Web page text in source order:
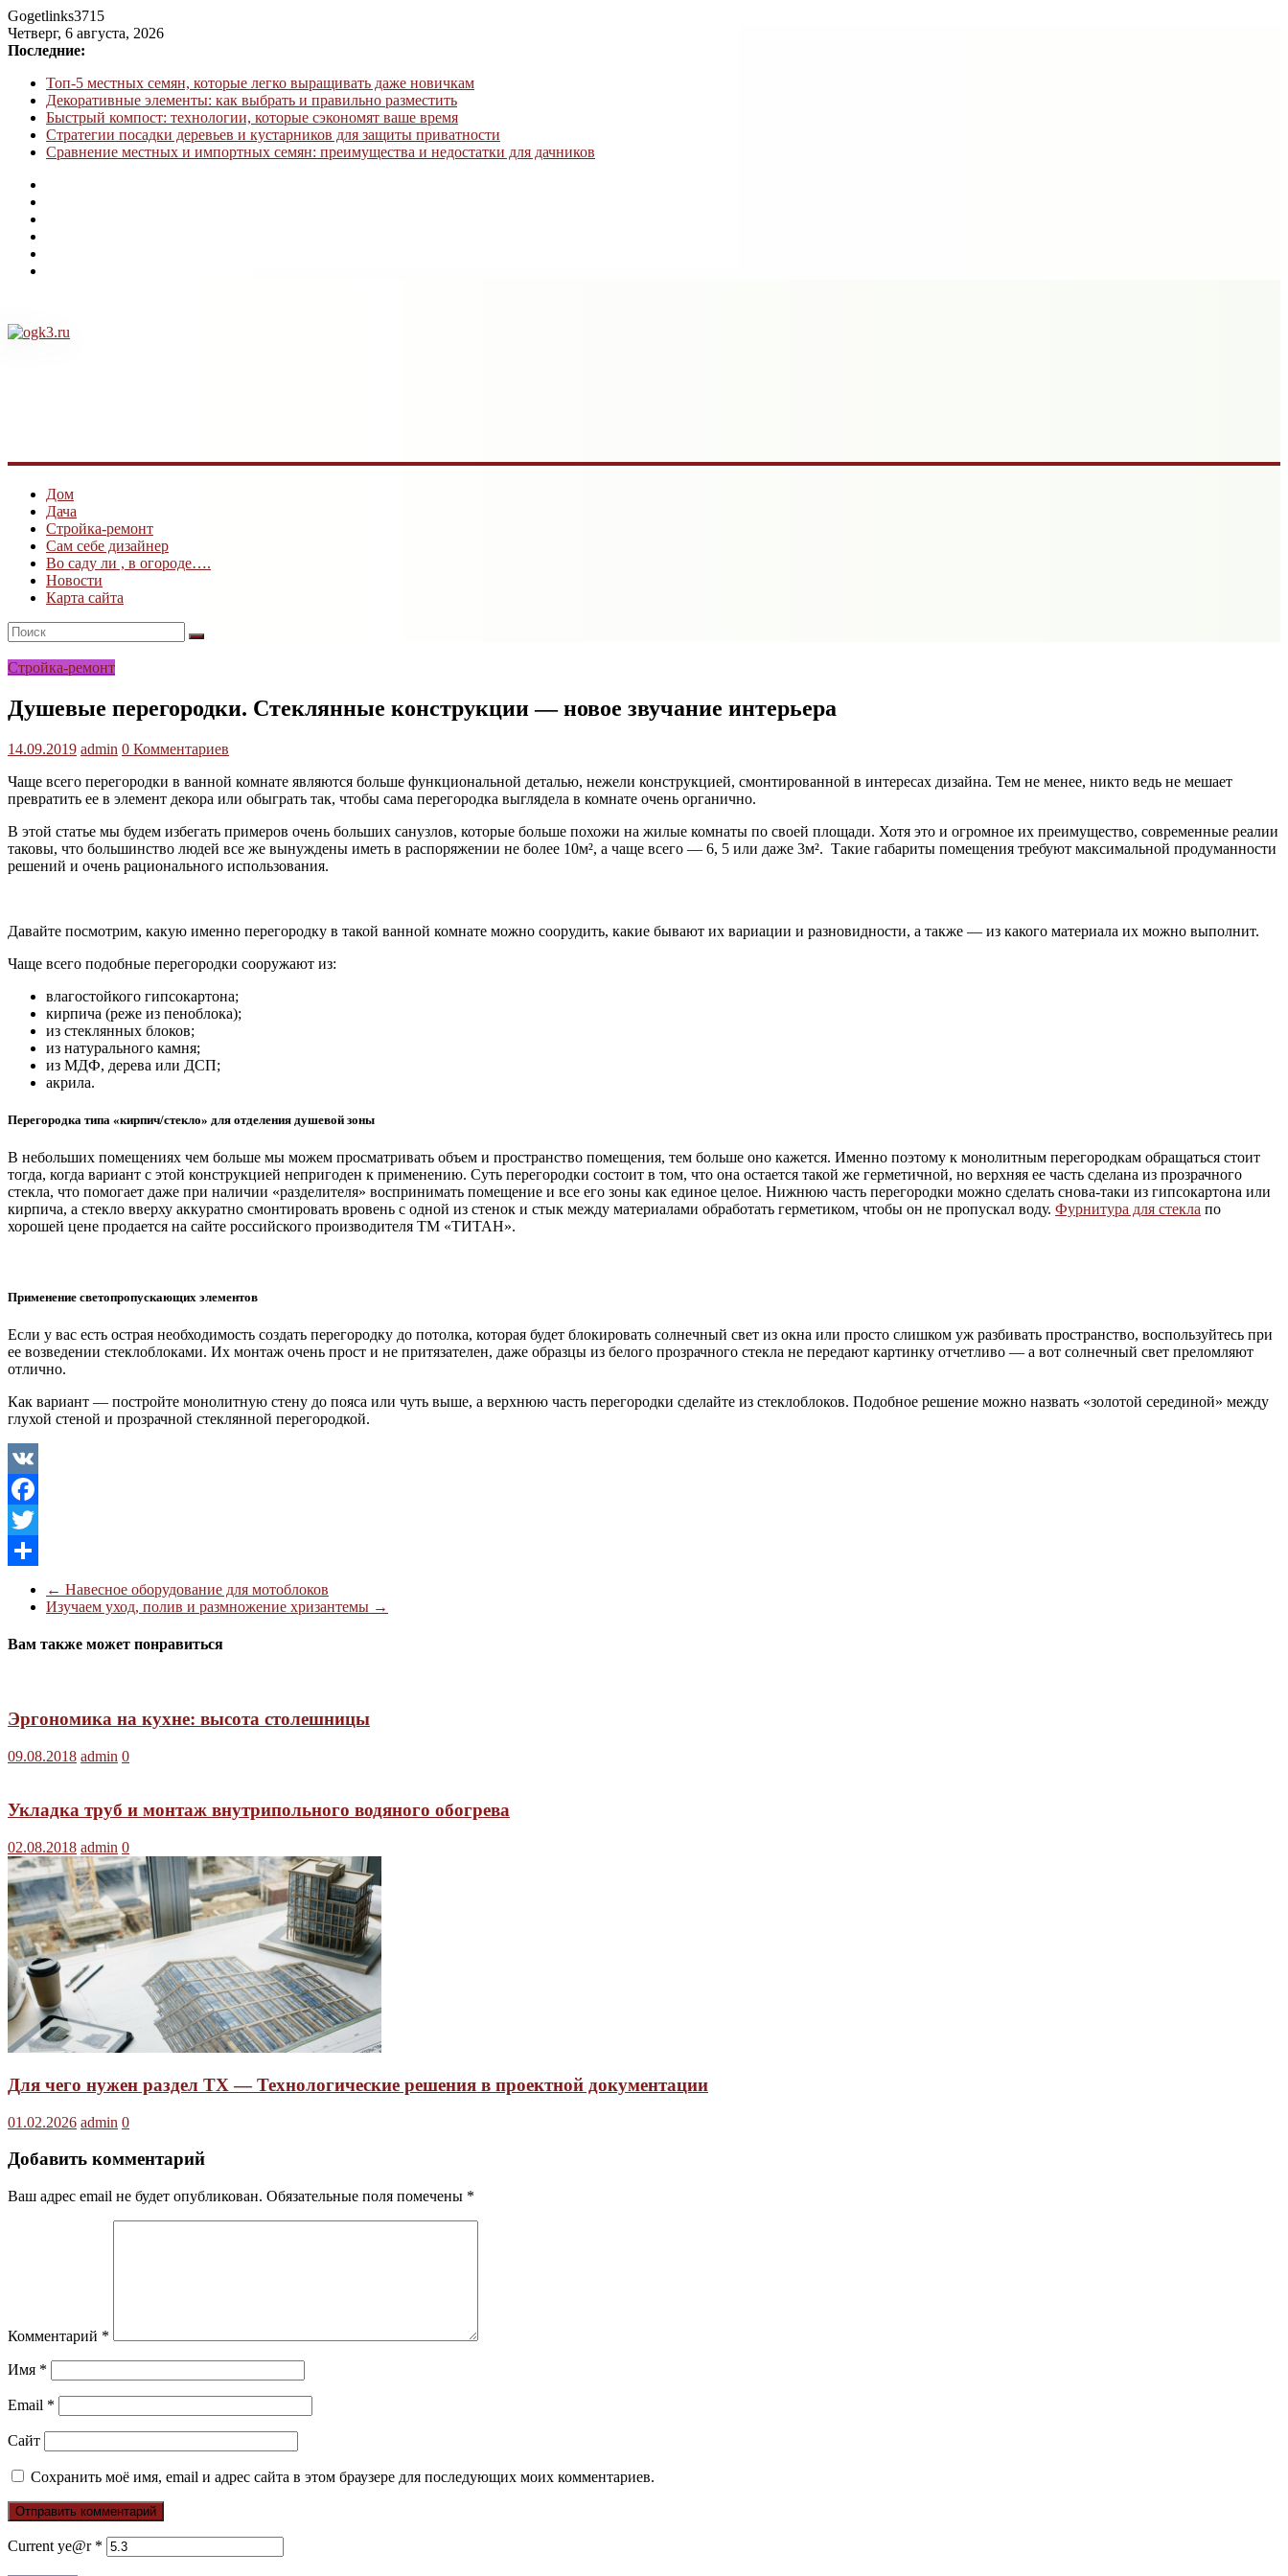
Gogetlinks3715
Четверг, 6 августа, 2026
Последние:
Топ-5 местных семян, которые легко выращивать даже новичкам
Декоративные элементы: как выбрать и правильно разместить
Быстрый компост: технологии, которые сэкономят ваше время
Стратегии посадки деревьев и кустарников для защиты приватности
Сравнение местных и импортных семян: преимущества и недостатки для дачников
Дом
Дача
Стройка-ремонт
Сам себе дизайнер
Во саду ли , в огороде….
Новости
Карта сайта
Стройка-ремонт
Душевые перегородки. Стеклянные конструкции — новое звучание интерьера
14.09.2019 admin 0 Комментариев
Чаще всего перегородки в ванной комнате являются больше функциональной деталью, нежели конструкцией, смонтированной в интересах дизайна. Тем не менее, никто ведь не мешает
превратить ее в элемент декора или обыграть так, чтобы сама перегородка выглядела в комнате очень органично.
В этой статье мы будем избегать примеров очень больших санузлов, которые больше похожи на жилые комнаты по своей площади. Хотя это и огромное их преимущество, современные реалии
таковы, что большинство людей все же вынуждены иметь в распоряжении не более 10м², а чаще всего — 6, 5 или даже 3м². Такие габариты помещения требуют максимальной продуманности
решений и очень рационального использования.
Давайте посмотрим, какую именно перегородку в такой ванной комнате можно соорудить, какие бывают их вариации и разновидности, а также — из какого материала их можно выполнит.
Чаще всего подобные перегородки сооружают из:
влагостойкого гипсокартона;
кирпича (реже из пеноблока);
из стеклянных блоков;
из натурального камня;
из МДФ, дерева или ДСП;
акрила.
Перегородка типа «кирпич/стекло» для отделения душевой зоны
В небольших помещениях чем больше мы можем просматривать объем и пространство помещения, тем больше оно кажется. Именно поэтому к монолитным перегородкам обращаться стоит
тогда, когда вариант с этой конструкцией непригоден к применению. Суть перегородки состоит в том, что она остается такой же герметичной, но верхняя ее часть сделана из прозрачного
стекла, что помогает даже при наличии «разделителя» воспринимать помещение и все его зоны как единое целое. Нижнюю часть перегородки можно сделать снова-таки из гипсокартона или
кирпича, а стекло вверху аккуратно смонтировать вровень с одной из стенок и стык между материалами обработать герметиком, чтобы он не пропускал воду. Фурнитура для стекла по
хорошей цене продается на сайте российского производителя ТМ «ТИТАН».
Применение светопропускающих элементов
Если у вас есть острая необходимость создать перегородку до потолка, которая будет блокировать солнечный свет из окна или просто слишком уж разбивать пространство, воспользуйтесь при
ее возведении стеклоблоками. Их монтаж очень прост и не притязателен, даже образцы из белого прозрачного стекла не передают картинку отчетливо — а вот солнечный свет преломляют
отлично.
Как вариант — постройте монолитную стену до пояса или чуть выше, а верхнюю часть перегородки сделайте из стеклоблоков. Подобное решение можно назвать «золотой серединой» между
глухой стеной и прозрачной стеклянной перегородкой.
VK
Facebook
Twitter
Отправить
← Навесное оборудование для мотоблоков
Изучаем уход, полив и размножение хризантемы →
Вам также может понравиться
Эргономика на кухне: высота столешницы
09.08.2018 admin 0
Укладка труб и монтаж внутрипольного водяного обогрева
02.08.2018 admin 0
Для чего нужен раздел ТХ — Технологические решения в проектной документации
01.02.2026 admin 0
Добавить комментарий
Ваш адрес email не будет опубликован. Обязательные поля помечены *
Комментарий *
Имя *
Email *
Сайт
Сохранить моё имя, email и адрес сайта в этом браузере для последующих моих комментариев.
Current ye@r *